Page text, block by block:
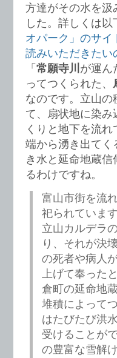
方達がその水を汲
した。詳しくは以
オパーク」のサイ
読みいただきたい
「 常願寺川 が運ん
ってつくられた、
なのです。立山の
て、扇状地に染み
くりと地下を流
端から湧き出てく
き水と延命地蔵
るわけですね。
富山市街を流
祀られていま
立山カルデラ
り、それが決
の死者や病人
上げて奉った
倉町の延命地
堆積によって
はたびたび洪
受けることが
の豊富な雪解